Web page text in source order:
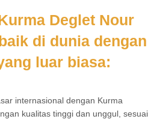
Deglet Nour
di dunia dengan
luar biasa:
internasional dengan Kurma
kualitas tinggi dan unggul, sesuai